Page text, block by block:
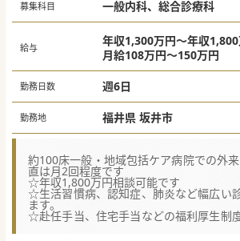
募集科目 一般内科、総合診療科
給与
年収1,300万円～年収
月給108万円～150万円
勤務日数 週6日
勤務地 福井県 坂井市
約100床一般・地域包括ケア病院での外
直は月2回程度です
☆年収1,800万円相談可能です
☆生活習慣病、認知症、肺炎など幅広い
ます。
☆赴任手当、住宅手当などの福利厚生制
す。